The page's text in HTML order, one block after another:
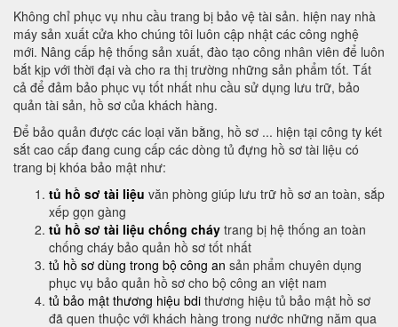
Không chỉ phục vụ nhu cầu trang bị bảo vệ tài sản. hiện nay nhà
máy sản xuất cửa kho chúng tôi luôn cập nhật các công nghệ
mới. Nâng cấp hệ thống sản xuất, đào tạo công nhân viên để luôn
bắt kịp với thời đại và cho ra thị trường những sản phẩm tốt. Tất
cả để đảm bảo phục vụ tốt nhất nhu cầu sử dụng lưu trữ, bảo
quản tài sản, hồ sơ của khách hàng.
Để bảo quản được các loại văn bằng, hồ sơ ... hiện tại công ty két
sắt cao cấp đang cung cấp các dòng tủ đựng hồ sơ tài liệu có
trang bị khóa bảo mật như:
tủ hồ sơ tài liệu văn phòng giúp lưu trữ hồ sơ an toàn, sắp
xếp gọn gàng
tủ hồ sơ tài liệu chống cháy trang bị hệ thống an toàn
chống cháy bảo quản hồ sơ tốt nhất
tủ hồ sơ dùng trong bộ công an sản phẩm chuyên dụng
phục vụ bảo quản hồ sơ cho bộ công an việt nam
tủ bảo mật thương hiệu bdi thương hiệu tủ bảo mật hồ sơ
đã quen thuộc với khách hàng trong nước những năm qua